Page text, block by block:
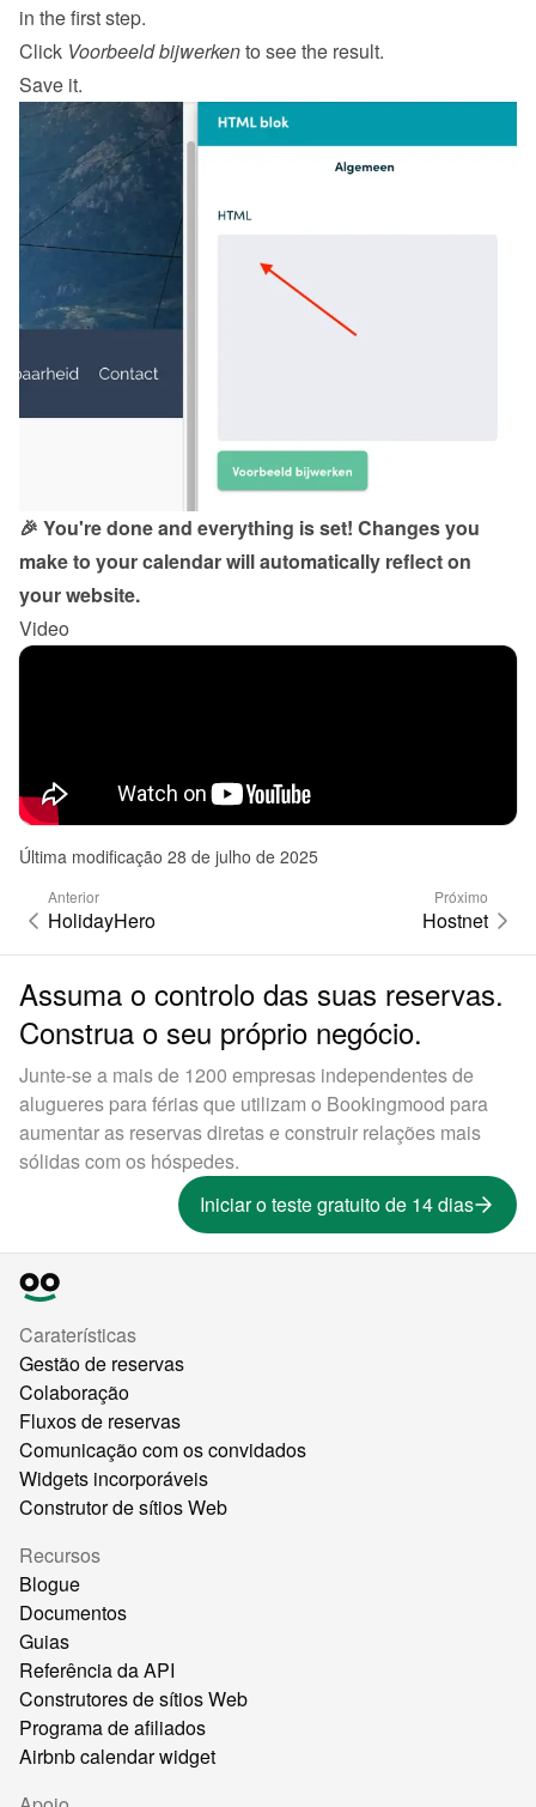
in the first step.
Click Voorbeeld bijwerken to see the result.
Save it.
🎉 You're done and everything is set! Changes you
make to your calendar will automatically reflect on
your website.
Video
Última modificação 28 de julho de 2025
Anterior
HolidayHero
Próximo
Hostnet
Assuma o controlo das suas reservas.
Construa o seu próprio negócio.
Junte-se a mais de 1200 empresas independentes de
alugueres para férias que utilizam o Bookingmood para
aumentar as reservas diretas e construir relações mais
sólidas com os hóspedes.
Iniciar o teste gratuito de 14 dias
Caraterísticas
Gestão de reservas
Colaboração
Fluxos de reservas
Comunicação com os convidados
Widgets incorporáveis
Construtor de sítios Web
Recursos
Blogue
Documentos
Guias
Referência da API
Construtores de sítios Web
Programa de afiliados
Airbnb calendar widget